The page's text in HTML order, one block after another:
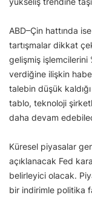
ABD–Çin hattında
tartışmalar dikkat
gelişmiş işlemcilerini
verdiğine ilişkin
talebin düşük
tablo, teknoloji
daha devam
Küresel piyasalar
açıklanacak Fed
belirleyici olacak.
bir indirimle politika